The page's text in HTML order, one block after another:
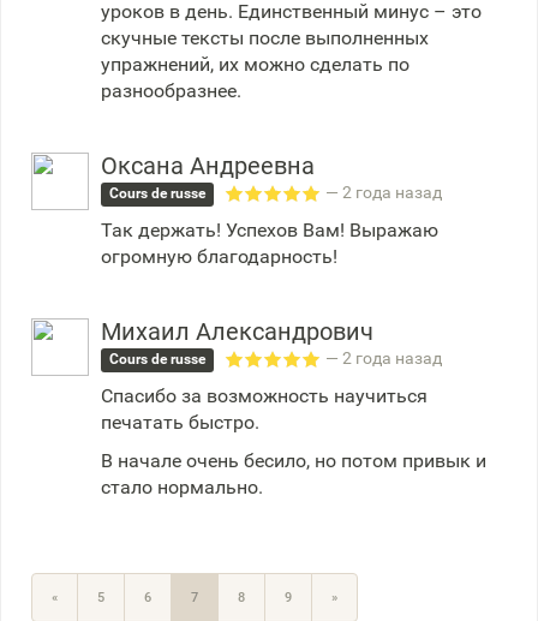
уроков в день. Единственный минус – это
скучные тексты после выполненных
упражнений, их можно сделать по
разнообразнее.
Оксана Андреевна
Cours de russe — 2 года назад
Так держать! Успехов Вам! Выражаю
огромную благодарность!
Михаил Александрович
Cours de russe — 2 года назад
Спасибо за возможность научиться
печатать быстро.
В начале очень бесило, но потом привык и
стало нормально.
« 5 6 7 8 9 »